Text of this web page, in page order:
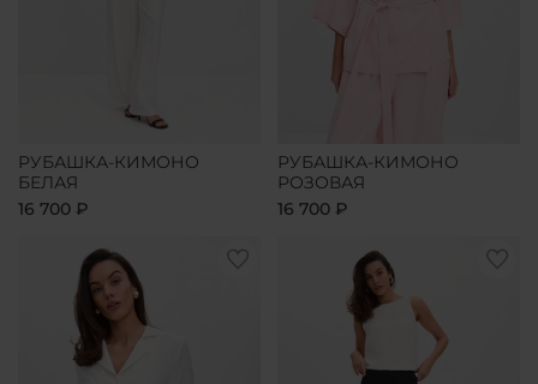
РУБАШКА-КИМОНО
БЕЛАЯ
16 700 ₽
РУБАШКА-КИМОНО
РОЗОВАЯ
16 700 ₽